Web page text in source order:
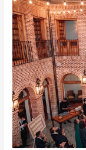
y
Clara
#YaSeHanCasado